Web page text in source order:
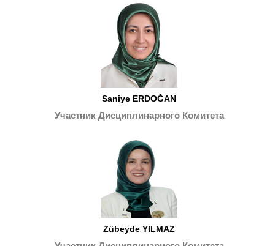
Saniye ERDOĞAN
Участник Дисциплинарного Комитета
Zübeyde YILMAZ